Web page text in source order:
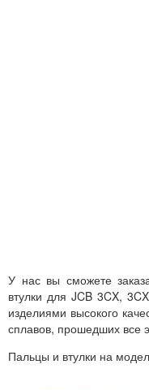
У нас вы сможете
втулки для JCB 3CX,
изделиями высокого
сплавов, прошедших все
Пальцы и втулки на